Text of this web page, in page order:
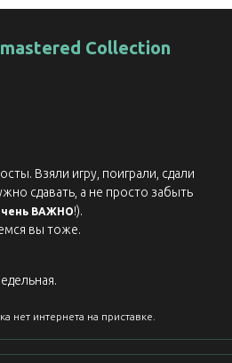
Collection
Взяли игру, поиграли, сдали
сдавать, а не просто забыть
ВАЖНО!).
вы тоже.
нет интернета на приставке.